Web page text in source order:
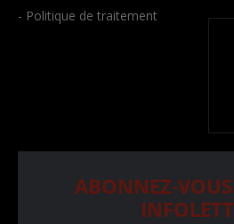
- Politique de traitement
ABONNEZ-